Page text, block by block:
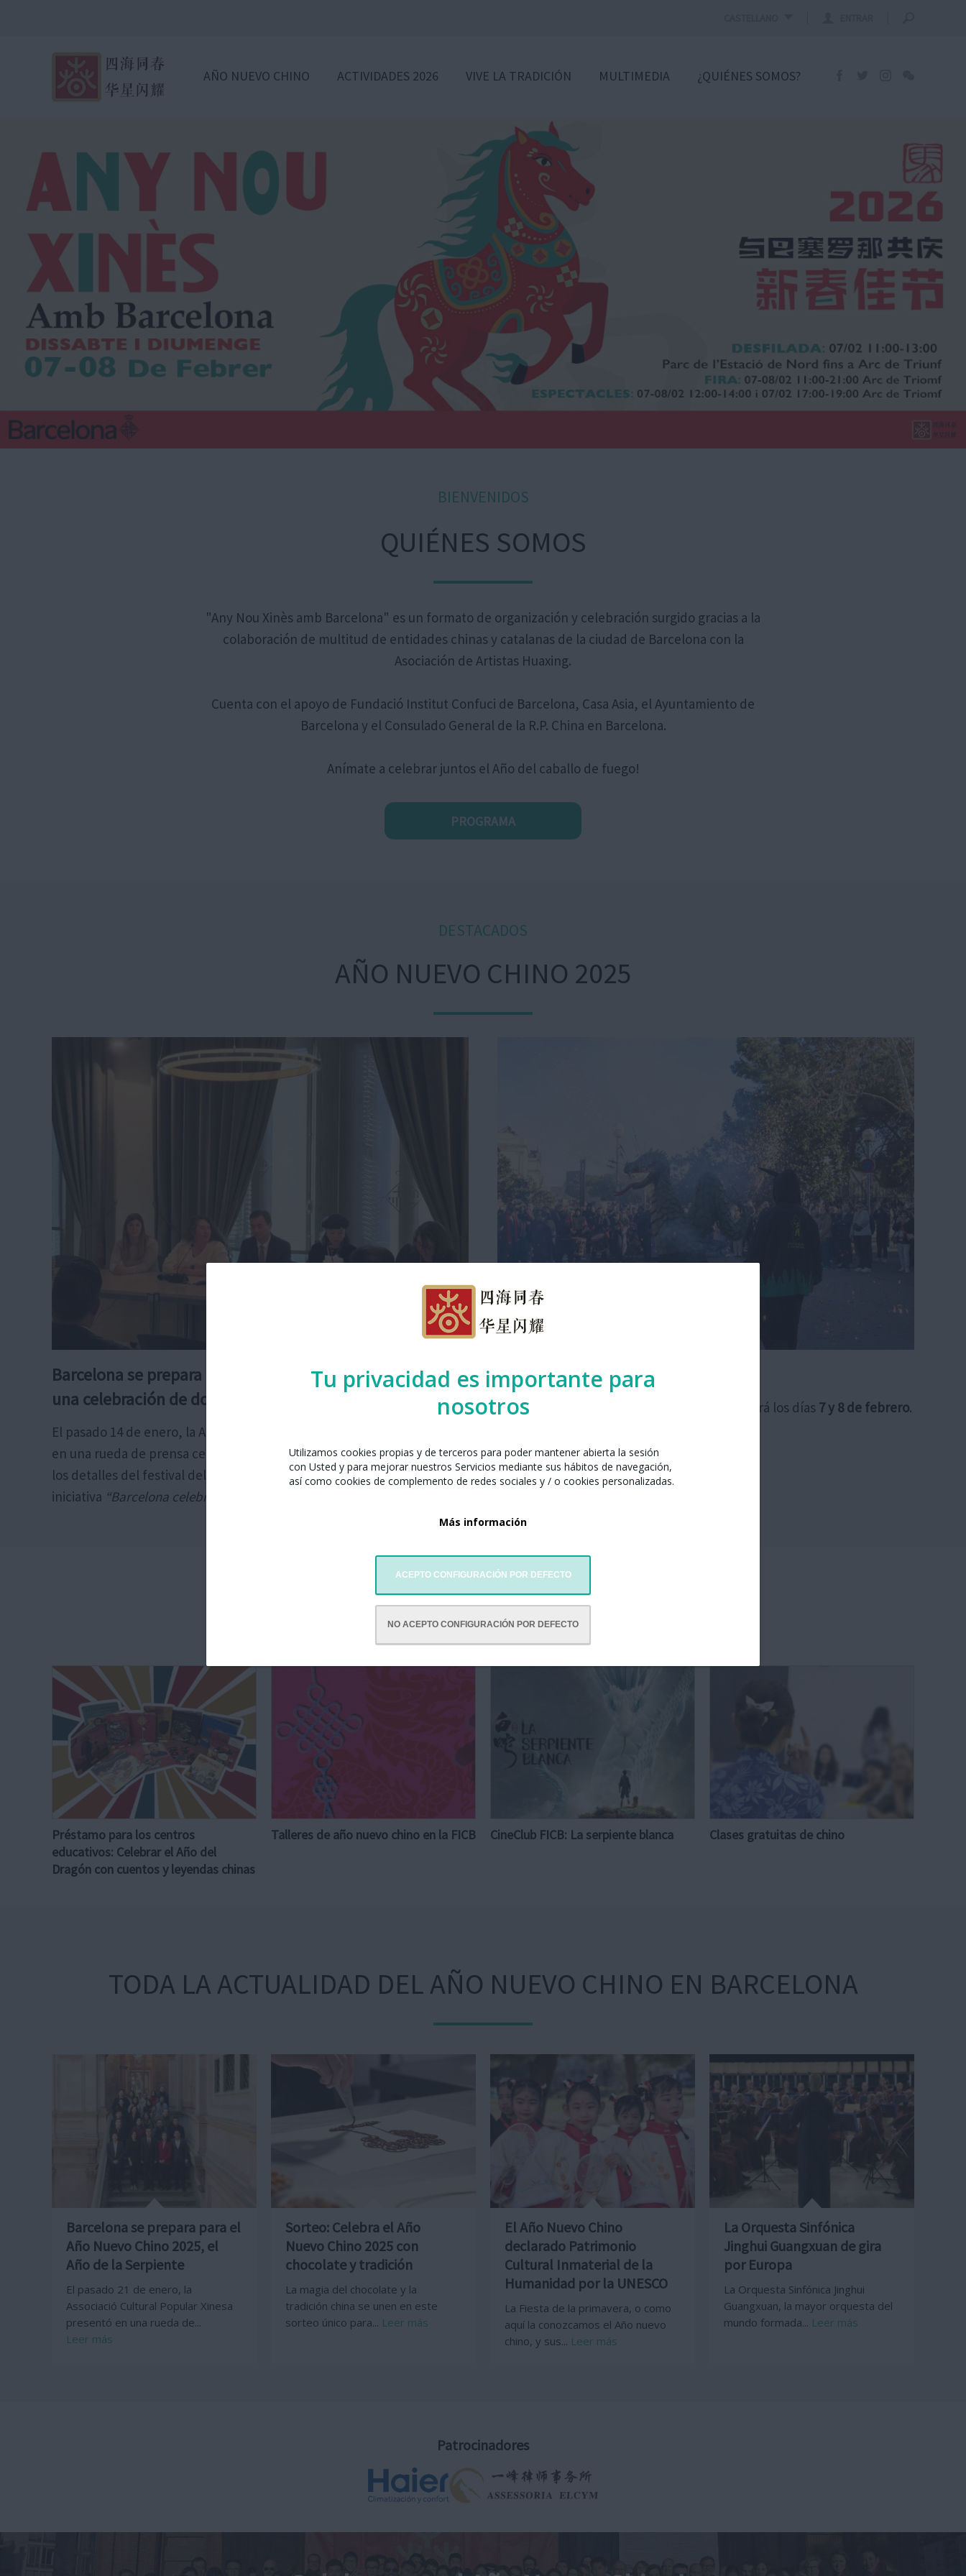
Tu privacidad es importante para
nosotros
Utilizamos cookies propias y de terceros para poder mantener abierta la sesión
con Usted y para mejorar nuestros Servicios mediante sus hábitos de navegación,
así como cookies de complemento de redes sociales y / o cookies personalizadas.
Más información
ACEPTO CONFIGURACIÓN POR DEFECTO
NO ACEPTO CONFIGURACIÓN POR DEFECTO
AÑO NUEVO CHINO ACTIVIDADES 2026 VIVE LA TRADICIÓN MULTIMEDIA ¿QUIÉNES SOMOS?
BIENVENIDOS
QUIÉNES SOMOS
"Any Nou Xinès amb Barcelona" es un formato de organización y celebración surgido gracias a la
colaboración de multitud de entidades chinas y catalanas de la ciudad de Barcelona con la
Asociación de Artistas Huaxing.
Cuenta con el apoyo de Fundació Institut Confuci de Barcelona, Casa Asia, el Ayuntamiento de
Barcelona y el Consulado General de la R.P. China en Barcelona.
Anímate a celebrar juntos el Año del caballo de fuego!
PROGRAMA
DESTACADOS
AÑO NUEVO CHINO 2025
Barcelona se prepara para el Año Nuevo Chino 2026 con
una celebración de dos días
El pasado 14 de enero, la Asociación Cultural Popular China presentó,
en una rueda de prensa celebrada en el Ayuntamiento de Barcelona,
los detalles del festival del Año Nuevo Chino 2026, en el marco de la
iniciativa “Barcelona celebra el Año Nuevo Chino”
Llamada a la participación 2026
El Año Nuevo Chino con Barcelona se celebrará los días 7 y 8 de febrero.
AGENDA DESTACADA
Préstamo para los centros
educativos: Celebrar el Año del
Dragón con cuentos y leyendas chinas
Talleres de año nuevo chino en la FICB CineClub FICB: La serpiente blanca Clases gratuitas de chino
TODA LA ACTUALIDAD DEL AÑO NUEVO CHINO EN BARCELONA
Barcelona se prepara para el
Año Nuevo Chino 2025, el
Año de la Serpiente
El pasado 21 de enero, la
Associació Cultural Popular Xinesa
presentó en una rueda de...
Leer más
Sorteo: Celebra el Año
Nuevo Chino 2025 con
chocolate y tradición
La magia del chocolate y la
tradición china se unen en este
sorteo único para... Leer más
El Año Nuevo Chino
declarado Patrimonio
Cultural Inmaterial de la
Humanidad por la UNESCO
La Fiesta de la primavera, o como
aquí la conozcamos el Año nuevo
chino, y sus... Leer más
La Orquesta Sinfónica
Jinghui Guangxuan de gira
por Europa
La Orquesta Sinfónica Jinghui
Guangxuan, la mayor orquesta del
mundo formada... Leer más
Patrocinadores